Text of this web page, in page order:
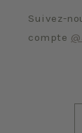
Suivez-
compte